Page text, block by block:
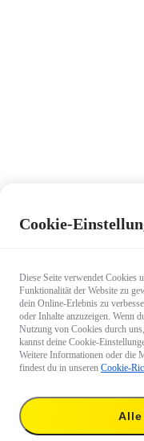
€ 16,99
Cookie-
Diese Seite verwendet Cookies
Funktionalität der Website zu
dein Online-Erlebnis zu
oder Inhalte anzuzeigen. Wenn
Nutzung von Cookies durch
kannst deine Cookie-
Weitere Informationen oder die
findest du in unseren Cookie-
Alle